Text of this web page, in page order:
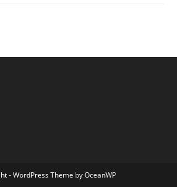
学
癌
登
- WordPress Theme by OceanWP